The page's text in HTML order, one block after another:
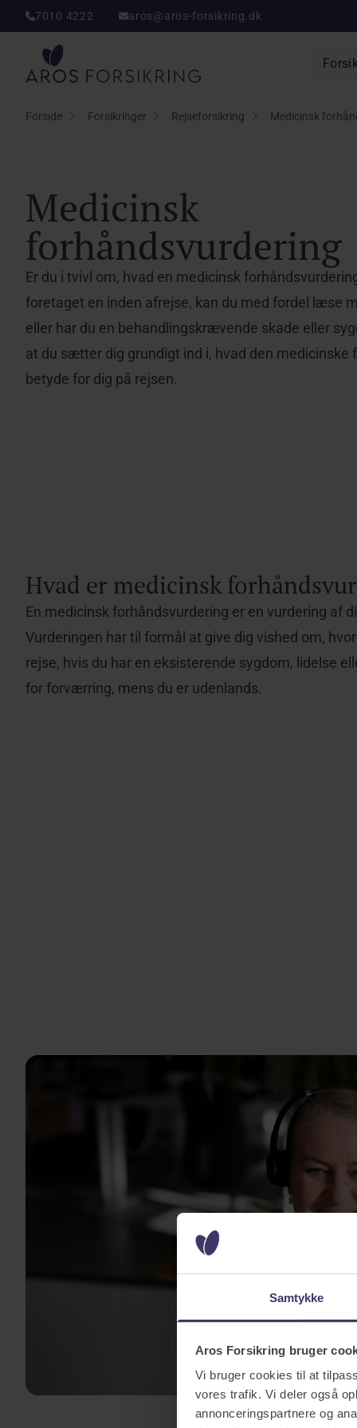
Samtykke
Aros Forsikring bruger
Vi bruger cookies til at
vores trafik. Vi deler også
annonceringspartnere og
7010 4222 aros@aros-forsikring.dk
Aros Forsikring
Forside Forsikringer Rejseforsikring Medicinsk
Medicinsk
forhåndsvurdering
Er du i tvivl om, hvad en medicinsk
foretaget en inden afrejse, kan du med fordel læse
eller har du en behandlingskrævende skade eller
at du sætter dig grundigt ind i, hvad den medicinske
betyde for dig på rejsen.
Hvad er medicinsk
En medicinsk forhåndsvurdering er en vurdering af
Vurderingen har til formål at give dig vished om,
rejse, hvis du har en eksisterende sygdom, lidelse
for forværring, mens du er udenlands.